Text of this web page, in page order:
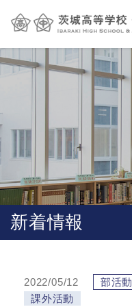
新着情報
2022/05/12 部活動
課外活動